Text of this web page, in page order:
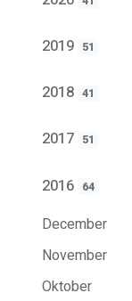
2019 51
2018 41
2017 51
2016 64
December
November
Oktober